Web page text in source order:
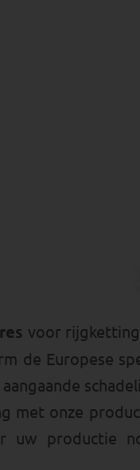
voor
de Europese
met onze
productie